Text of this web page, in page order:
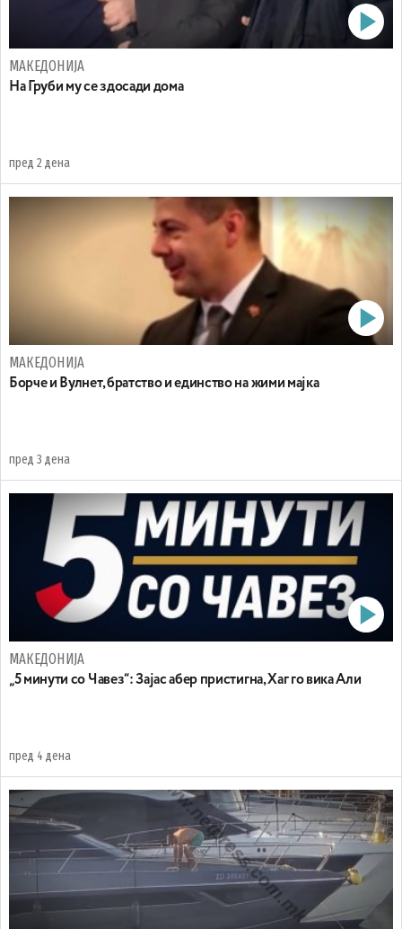
МАКЕДОНИЈА
На Груби му се здосади дома
пред 2 дена
МАКЕДОНИЈА
Борче и Вулнет, братство и единство на жими мајка
пред 3 дена
МАКЕДОНИЈА
„5 минути со Чавез“: Зајас абер пристигна, Хаг го вика Али
пред 4 дена